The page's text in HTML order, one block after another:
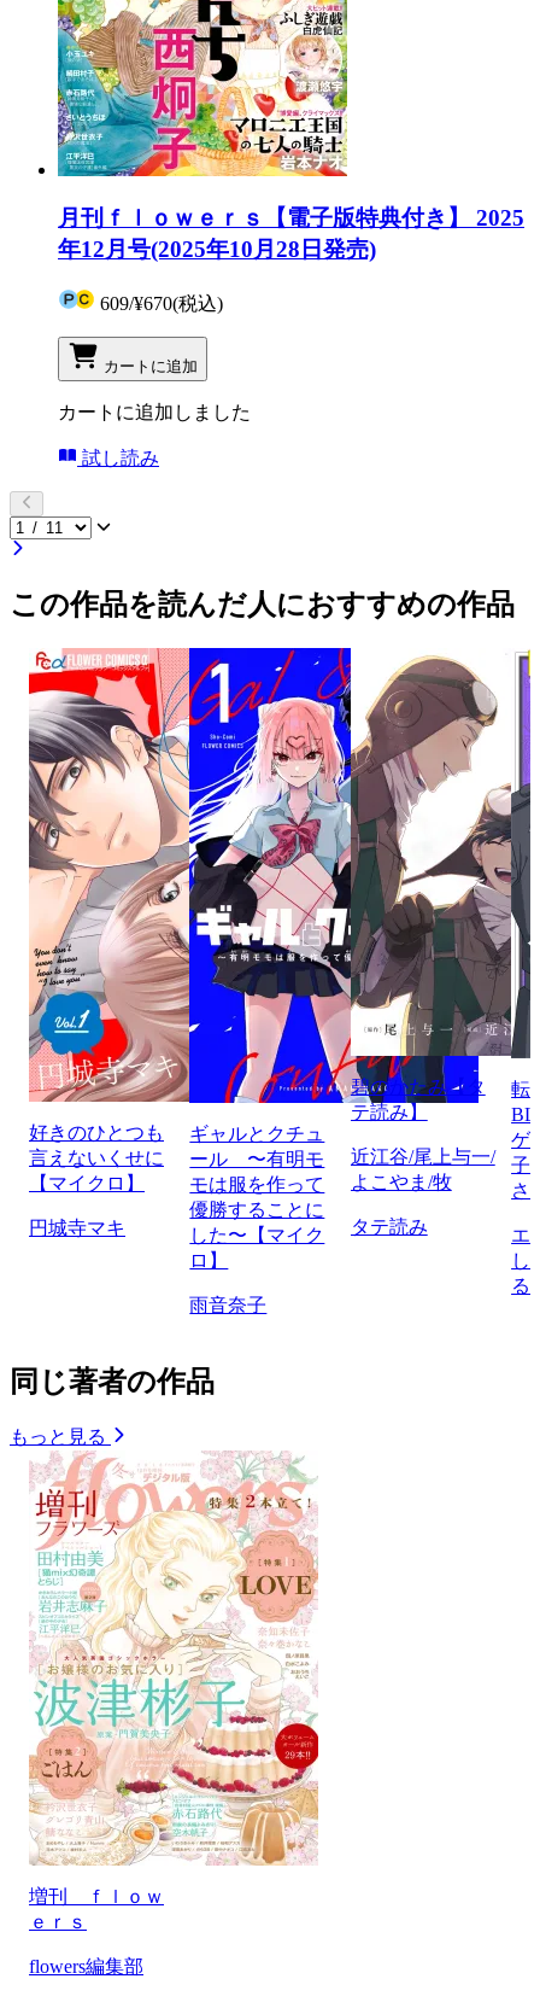
月刊ｆｌｏｗｅｒｓ【電子版特典付き】 2025
年12月号(2025年10月28日発売)
609/¥670(税込)
カートに追加
カートに追加しました
試し読み
この作品を読んだ人におすすめの作品
好きのひとつも
言えないくせに
【マイクロ】
円城寺マキ
ギャルとクチュ
ール 〜有明モ
モは服を作って
優勝することに
した〜【マイク
ロ】
雨音奈子
碧のかたみ【タ
テ読み】
近江谷/尾上与一/
よこやま/牧
タテ読み
転
BL
ゲ
子
さ
エ
し
る
同じ著者の作品
もっと見る
増刊 ｆｌｏｗ
ｅｒｓ
flowers編集部